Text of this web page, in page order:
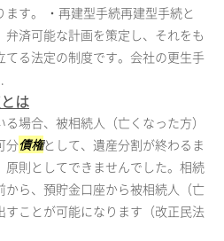
す。 ・再建型手続再建型手続と
済可能な計画を策定し、それをも
てる法定の制度です。会社の更生手
は
場合、被相続人（亡くなった方）
分債権として、遺産分割が終わるま
原則としてできませんでした。相続
から、預貯金口座から被相続人（亡
すことが可能になります（改正民法